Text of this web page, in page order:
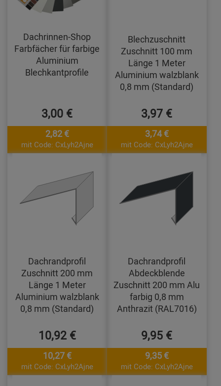
Dachrinnen-Shop
Farbfächer für farbige
Aluminium
Blechkantprofile
3,00 €
2,82 €
mit Code: CxLyh2Ajne
Blechzuschnitt
Zuschnitt 100 mm
Länge 1 Meter
Aluminium walzblank
0,8 mm (Standard)
3,97 €
3,74 €
mit Code: CxLyh2Ajne
Dachrandprofil
Zuschnitt 200 mm
Länge 1 Meter
Aluminium walzblank
0,8 mm (Standard)
10,92 €
10,27 €
mit Code: CxLyh2Ajne
Dachrandprofil
Abdeckblende
Zuschnitt 200 mm Alu
farbig 0,8 mm
Anthrazit (RAL7016)
9,95 €
9,35 €
mit Code: CxLyh2Ajne